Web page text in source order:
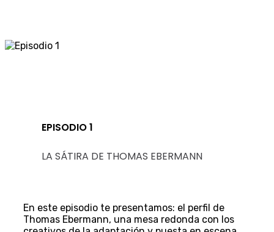
EPISODIO 1
LA SÁTIRA DE THOMAS EBERMANN
En este episodio te presentamos: el perfil de
Thomas Ebermann, una mesa redonda con los